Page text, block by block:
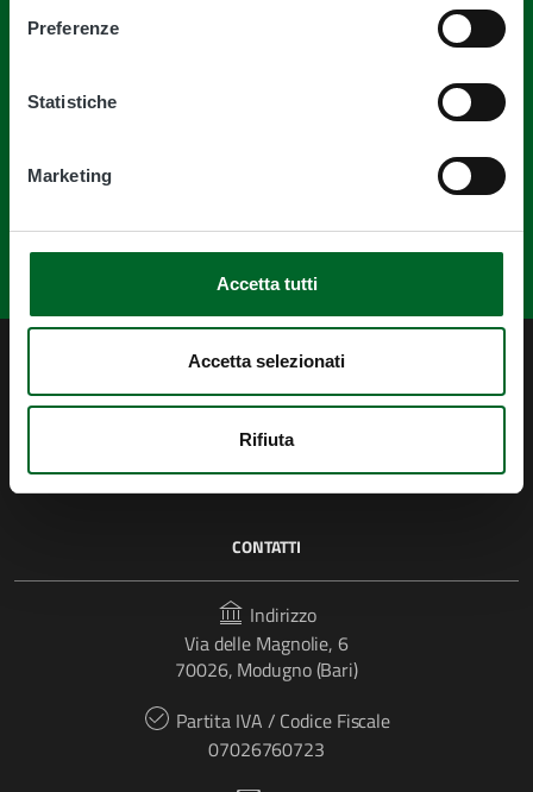
Preferenze
Statistiche
Marketing
Accetta tutti
Accetta selezionati
Rifiuta
questa pagina?
CONTATTI
Indirizzo
Via delle Magnolie, 6
70026, Modugno (Bari)
Partita IVA / Codice Fiscale
07026760723